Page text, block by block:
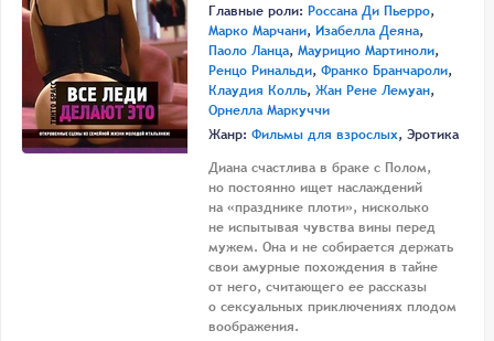
Главные роли: Россана Ди Пьерро,
Марко Марчани, Изабелла Деяна,
Паоло Ланца, Маурицио Мартиноли,
Ренцо Ринальди, Франко Бранчароли,
Клаудия Колль, Жан Рене Лемуан,
Орнелла Маркуччи
Жанр: Фильмы для взрослых, Эротика
Диана счастлива в браке с Полом,
но постоянно ищет наслаждений
на «празднике плоти», нисколько
не испытывая чувства вины перед
мужем. Она и не собирается держать
свои амурные похождения в тайне
от него, считающего ее рассказы
о сексуальных приключениях плодом
воображения.